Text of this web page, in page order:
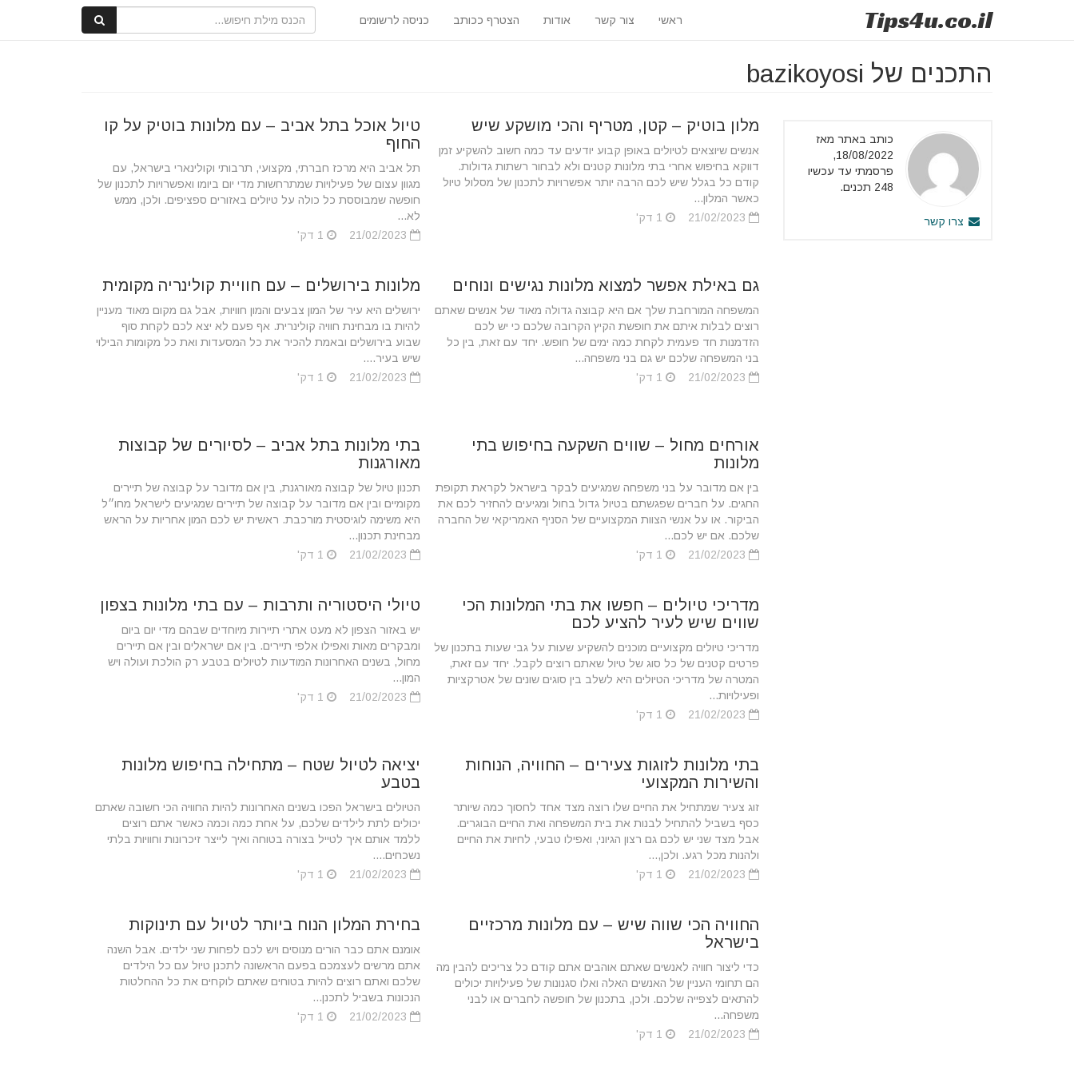
Tips4u.co.il ראשי צור קשר אודות הצטרף ככותב כניסה לרשומים
התכנים של bazikoyosi
כותב באתר מאז
18/08/2022,
פרסמתי עד עכשיו
248 תכנים.
צרו קשר
מלון בוטיק – קטן, מטריף והכי מושקע שיש
‏אנשים שיוצאים לטיולים באופן קבוע יודעים עד כמה חשוב להשקיע זמן
דווקא בחיפוש אחרי בתי מלונות קטנים ולא לבחור רשתות גדולות.
קודם כל בגלל שיש לכם הרבה יותר אפשרויות לתכנון של מסלול טיול
כאשר המלון...
טיול אוכל בתל אביב – עם מלונות בוטיק על קו
החוף
‏תל אביב היא ‏מרכז חברתי, מקצועי, תרבותי וקולינארי בישראל, ‏עם
מגוון עצום של פעילויות שמתרחשות מדי יום ביומו ואפשרויות ‏לתכנון של
חופשה שמבוססת ‏כל כולה על טיולים באזורים ספציפים. ולכן, ממש
לא...
גם באילת אפשר למצוא מלונות נגישים ונוחים
‏המשפחה המורחבת שלך אם היא קבוצה גדולה מאוד של אנשים שאתם
רוצים לבלות איתם את חופשת הקיץ הקרובה שלכם כי יש לכם
הזדמנות חד פעמית לקחת כמה ימים של חופש. יחד עם זאת, בין כל
בני המשפחה שלכם יש גם בני משפחה...
מלונות בירושלים – עם חוויית קולינריה מקומית
‏ירושלים היא עיר של המון צבעים והמון חוויות, אבל גם מקום מאוד מעניין
להיות בו מבחינת חוויה קולינרית. אף פעם לא יצא לכם לקחת סוף
שבוע בירושלים ובאמת להכיר את כל המסעדות ואת כל מקומות הבילוי
שיש בעיר....
אורחים מחול – שווים השקעה בחיפוש בתי
מלונות
‏בין אם מדובר על בני משפחה שמגיעים לבקר בישראל לקראת תקופת
החגים. על חברים שפגשתם בטיול גדול בחול ומגיעים להחזיר לכם את
הביקור. או על אנשי הצוות המקצועיים של הסניף האמריקאי של החברה
שלכם. אם יש לכם...
בתי מלונות בתל אביב – לסיורים של קבוצות
מאורגנות
‏תכנון טיול של קבוצה מאורגנת, בין אם מדובר על קבוצה של תיירים
מקומיים ובין אם מדובר על קבוצה של תיירים שמגיעים לישראל מחו״ל
היא משימה לוגיסטית מורכבת. ראשית יש לכם המון אחריות על הראש
מבחינת תכנון...
מדריכי טיולים – חפשו את בתי המלונות הכי
שווים שיש לעיר להציע לכם
‏מדריכי טיולים מקצועיים מוכנים להשקיע שעות על גבי שעות בתכנון של
פרטים קטנים של כל סוג של טיול שאתם רוצים לקבל. יחד עם זאת,
המטרה של מדריכי הטיולים היא לשלב בין סוגים שונים של אטרקציות
ופעילויות...
טיולי היסטוריה ותרבות – עם בתי מלונות בצפון
‏יש באזור הצפון לא מעט אתרי תיירות מיוחדים שבהם מדי יום ביום
ומבקרים מאות ואפילו אלפי תיירים. ‏בין אם ישראלים ובין אם תיירים
מחול, בשנים האחרונות ‏המודעות לטיולים בטבע רק הולכת ועולה ויש
המון...
בתי מלונות לזוגות צעירים – החוויה, הנוחות
והשירות המקצועי
‏זוג צעיר שמתחיל את החיים שלו רוצה מצד אחד לחסוך כמה שיותר
כסף בשביל להתחיל לבנות את בית המשפחה ואת החיים הבוגרים.
אבל מצד שני יש לכם גם רצון הגיוני, ואפילו טבעי, לחיות את החיים
ולהנות מכל רגע. ולכן,...
יציאה לטיול שטח – מתחילה בחיפוש מלונות
בטבע
ה‏טיולים בישראל הפכו בשנים האחרונות להיות ‏החוויה הכי חשובה שאתם
יכולים לתת לילדים שלכם, על אחת כמה וכמה כאשר אתם רוצים
ללמד אותם איך לטייל בצורה בטוחה ואיך לייצר זיכרונות וחוויות בלתי
נשכחים....
החוויה הכי שווה שיש – עם מלונות מרכזיים
בישראל
‏כדי ליצור חוויה לאנשים שאתם אוהבים אתם קודם כל צריכים להבין מה
הם תחומי העניין של האנשים האלה ואלו סגנונות של פעילויות יכולים
להתאים לצפייה שלכם. ולכן, בתכנון של חופשה ‏לחברים או לבני
‏משפחה...
בחירת המלון הנוח ביותר לטיול עם תינוקות
‏אומנם אתם כבר הורים מנוסים ‏ויש לכם לפחות שני ילדים. אבל השנה
אתם מרשים לעצמכם בפעם הראשונה לתכנן טיול עם כל הילדים
שלכם ואתם רוצים להיות בטוחים ‏שאתם לוקחים את כל ההחלטות
הנכונות בשביל לתכנן...